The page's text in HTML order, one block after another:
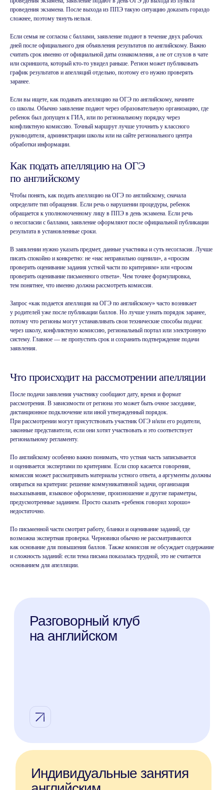
проведения экзамена. После выхода из ППЭ такую ситуацию доказать гораздо
сложнее, поэтому тянуть нельзя.
Если семья не согласна с баллами, заявление подают в течение двух рабочих
дней после официального дня объявления результатов по английскому. Важно
считать срок именно от официальной даты ознакомления, а не от слухов в чате
или скриншота, который кто-то увидел раньше. Регион может публиковать
график результатов и апелляций отдельно, поэтому его нужно проверять
заранее.
Если вы ищете, как подавать апелляцию на ОГЭ по английскому, начните
со школы. Обычно заявление подают через образовательную организацию, где
ребенок был допущен к ГИА, или по региональному порядку через
конфликтную комиссию. Точный маршрут лучше уточнить у классного
руководителя, администрации школы или на сайте регионального центра
обработки информации.
Как подать апелляцию на ОГЭ
по английскому
Чтобы понять, как подать апелляцию на ОГЭ по английскому, сначала
определите тип обращения. Если речь о нарушении процедуры, ребенок
обращается к уполномоченному лицу в ППЭ в день экзамена. Если речь
о несогласии с баллами, заявление оформляют после официальной публикации
результата в установленные сроки.
В заявлении нужно указать предмет, данные участника и суть несогласия. Лучше
писать спокойно и конкретно: не «нас неправильно оценили», а «просим
проверить оценивание задания устной части по критериям» или «просим
проверить оценивание письменного ответа». Чем точнее формулировка,
тем понятнее, что именно должна рассмотреть комиссия.
Запрос «как подается апелляция на ОГЭ по английскому» часто возникает
у родителей уже после публикации баллов. Но лучше узнать порядок заранее,
потому что регионы могут устанавливать свои технические способы подачи:
через школу, конфликтную комиссию, региональный портал или электронную
систему. Главное — не пропустить срок и сохранить подтверждение подачи
заявления.
Что происходит на рассмотрении апелляции
После подачи заявления участнику сообщают дату, время и формат
рассмотрения. В зависимости от региона это может быть очное заседание,
дистанционное подключение или иной утвержденный порядок.
При рассмотрении могут присутствовать участник ОГЭ и/или его родители,
законные представители, если они хотят участвовать и это соответствует
региональному регламенту.
По английскому особенно важно понимать, что устная часть записывается
и оценивается экспертами по критериям. Если спор касается говорения,
комиссия может рассматривать материалы устного ответа, а аргументы должны
опираться на критерии: решение коммуникативной задачи, организация
высказывания, языковое оформление, произношение и другие параметры,
предусмотренные заданием. Просто сказать «ребенок говорил хорошо»
недостаточно.
По письменной части смотрят работу, бланки и оценивание заданий, где
возможна экспертная проверка. Черновики обычно не рассматриваются
как основание для повышения баллов. Также комиссия не обсуждает содержание
и сложность заданий: если тема письма показалась трудной, это не считается
основанием для апелляции.
Индивидуальные занятия
английским
Разговорный клуб
на английском
Копировать ссылку